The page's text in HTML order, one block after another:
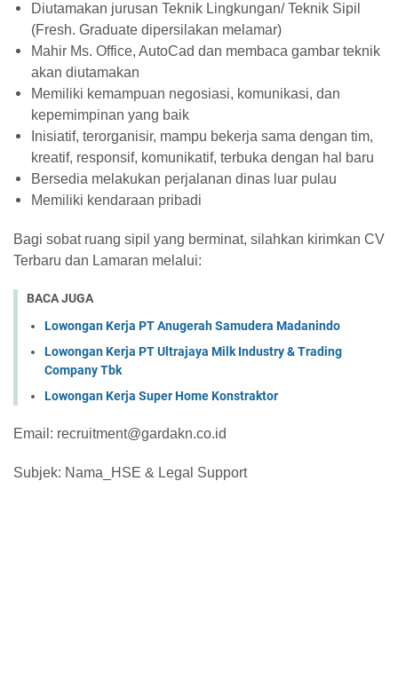
Diutamakan jurusan Teknik Lingkungan/ Teknik Sipil
(Fresh. Graduate dipersilakan melamar)
Mahir Ms. Office, AutoCad dan membaca gambar teknik
akan diutamakan
Memiliki kemampuan negosiasi, komunikasi, dan
kepemimpinan yang baik
Inisiatif, terorganisir, mampu bekerja sama dengan tim,
kreatif, responsif, komunikatif, terbuka dengan hal baru
Bersedia melakukan perjalanan dinas luar pulau
Memiliki kendaraan pribadi
Bagi sobat ruang sipil yang berminat, silahkan kirimkan CV
Terbaru dan Lamaran melalui:
BACA JUGA
Lowongan Kerja PT Anugerah Samudera Madanindo
Lowongan Kerja PT Ultrajaya Milk Industry & Trading
Company Tbk
Lowongan Kerja Super Home Konstraktor
Email: recruitment@gardakn.co.id
Subjek: Nama_HSE & Legal Support